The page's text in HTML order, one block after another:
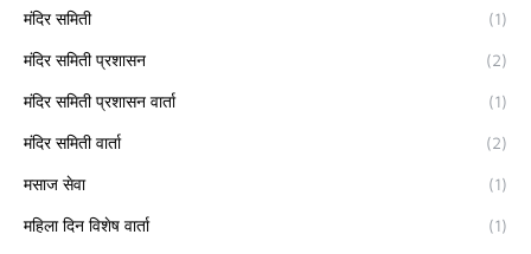
मंदिर समिती (1)
मंदिर समिती प्रशासन (2)
मंदिर समिती प्रशासन वार्ता (1)
मंदिर समिती वार्ता (2)
मसाज सेवा (1)
महिला दिन विशेष वार्ता (1)